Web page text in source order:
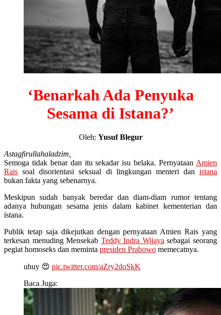
‘Benarkah Ada Penyuka
Sesama di Istana?’
Oleh: Yusuf Blegur
Astagfirullahaladzim,
Semoga tidak benar dan itu sekadar isu belaka. Pernyataan Amien
Rais soal disorientasi seksual di lingkungan menteri dan istana
bukan fakta yang sebenarnya.
Meskipun sudah banyak beredar dan diam-diam rumor tentang
adanya hubungan sesama jenis dalam kabinet kementerian dan
istana.
Publik tetap saja dikejutkan dengan pernyataan Amien Rais yang
terkesan menuding Mensekab Teddy Indra Wijaya sebagai seorang
pegiat homoseks dan meminta presiden Prabowo memecatnya.
uhuy 😍 pic.twitter.com/aZry2doSkK
Baca Juga: